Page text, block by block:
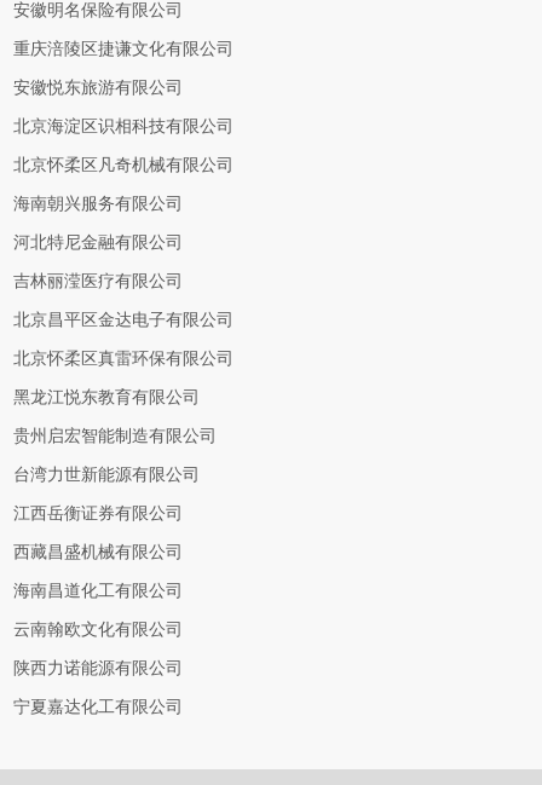
安徽明名保险有限公司
重庆涪陵区捷谦文化有限公司
安徽悦东旅游有限公司
北京海淀区识相科技有限公司
北京怀柔区凡奇机械有限公司
海南朝兴服务有限公司
河北特尼金融有限公司
吉林丽滢医疗有限公司
北京昌平区金达电子有限公司
北京怀柔区真雷环保有限公司
黑龙江悦东教育有限公司
贵州启宏智能制造有限公司
台湾力世新能源有限公司
江西岳衡证券有限公司
西藏昌盛机械有限公司
海南昌道化工有限公司
云南翰欧文化有限公司
陕西力诺能源有限公司
宁夏嘉达化工有限公司